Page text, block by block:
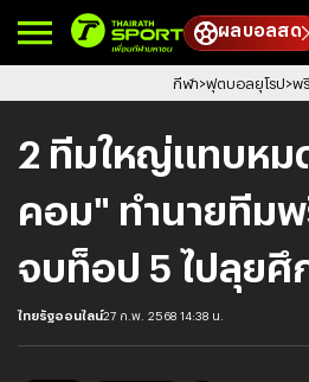
ผลบอลสด
กีฬา ฟุตบอลยุโรป พ
2 ทีมใหญ่แทบหม
คอม" ทำนายทีม
จบท็อป 5 ไปลุยศึ
ไทยรัฐออนไลน์27 ก.พ. 2568 14:38 น.